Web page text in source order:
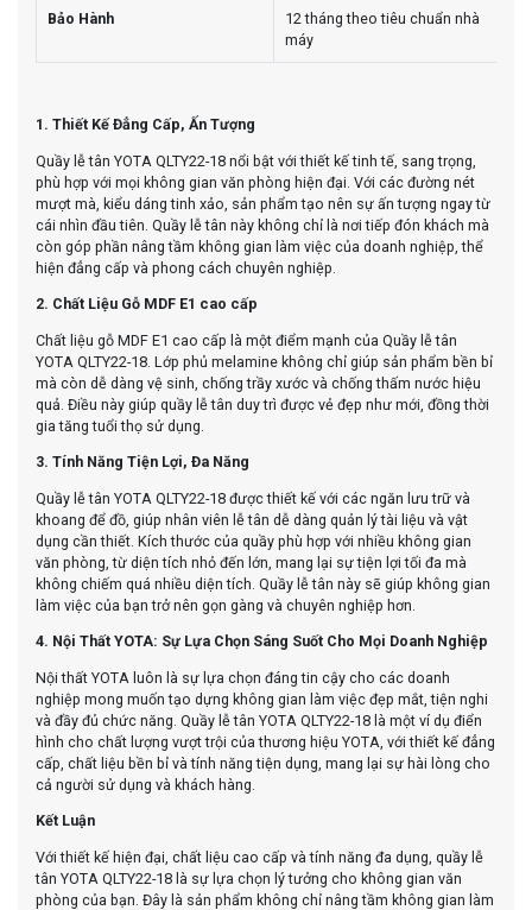
Bảo Hành
12 tháng theo tiêu chuẩn nhà
máy
1. Thiết Kế Đẳng Cấp, Ấn Tượng
Quầy lễ tân YOTA QLTY22-18 nổi bật với thiết kế tinh tế, sang trọng,
phù hợp với mọi không gian văn phòng hiện đại. Với các đường nét
mượt mà, kiểu dáng tinh xảo, sản phẩm tạo nên sự ấn tượng ngay từ
cái nhìn đầu tiên. Quầy lễ tân này không chỉ là nơi tiếp đón khách mà
còn góp phần nâng tầm không gian làm việc của doanh nghiệp, thể
hiện đẳng cấp và phong cách chuyên nghiệp.
2. Chất Liệu Gỗ MDF E1 cao cấp
Chất liệu gỗ MDF E1 cao cấp là một điểm mạnh của Quầy lễ tân
YOTA QLTY22-18. Lớp phủ melamine không chỉ giúp sản phẩm bền bỉ
mà còn dễ dàng vệ sinh, chống trầy xước và chống thấm nước hiệu
quả. Điều này giúp quầy lễ tân duy trì được vẻ đẹp như mới, đồng thời
gia tăng tuổi thọ sử dụng.
3. Tính Năng Tiện Lợi, Đa Năng
Quầy lễ tân YOTA QLTY22-18 được thiết kế với các ngăn lưu trữ và
khoang để đồ, giúp nhân viên lễ tân dễ dàng quản lý tài liệu và vật
dụng cần thiết. Kích thước của quầy phù hợp với nhiều không gian
văn phòng, từ diện tích nhỏ đến lớn, mang lại sự tiện lợi tối đa mà
không chiếm quá nhiều diện tích. Quầy lễ tân này sẽ giúp không gian
làm việc của bạn trở nên gọn gàng và chuyên nghiệp hơn.
4. Nội Thất YOTA: Sự Lựa Chọn Sáng Suốt Cho Mọi Doanh Nghiệp
Nội thất YOTA luôn là sự lựa chọn đáng tin cậy cho các doanh
nghiệp mong muốn tạo dựng không gian làm việc đẹp mắt, tiện nghi
và đầy đủ chức năng. Quầy lễ tân YOTA QLTY22-18 là một ví dụ điển
hình cho chất lượng vượt trội của thương hiệu YOTA, với thiết kế đẳng
cấp, chất liệu bền bỉ và tính năng tiện dụng, mang lại sự hài lòng cho
cả người sử dụng và khách hàng.
Kết Luận
Với thiết kế hiện đại, chất liệu cao cấp và tính năng đa dụng, quầy lễ
tân YOTA QLTY22-18 là sự lựa chọn lý tưởng cho không gian văn
phòng của bạn. Đây là sản phẩm không chỉ nâng tầm không gian làm